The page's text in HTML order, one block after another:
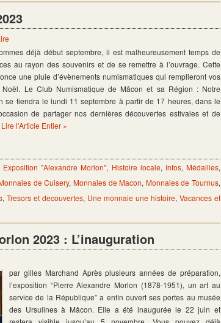
déjà début septembre, il est malheureusement temps de
au rayon des souvenirs et de se remettre à l’ouvrage. Cette
une pluie d’évènements numismatiques qui remplieront vos
Noël. Le Club Numismatique de Mâcon et sa Région : Notre
se tiendra le lundi 11 septembre à partir de 17 heures, dans le
de partager nos dernières découvertes estivales et de
Lire l'Article Entier »
Exposition "Alexandre Morlon", Histoire locale, Infos,Médailles,
de Cuisery, Monnaies de Macon, Monnaies de Tournus,
, Tresors et decouvertes, Une monnaie une histoire, Vacances et
2023 : L’inauguration
par gilles Marchand Après plusieurs années de préparation,
l’exposition “Pierre Alexandre Morlon (1878-1951), un art au
service de la République” a enfin ouvert ses portes au musée
des Ursulines à Mâcon. Elle a été inaugurée le 22 juin et